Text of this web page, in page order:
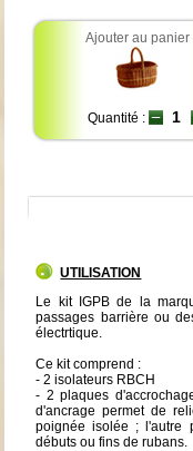
Ajouter au panier
Quantité :
UTILISATION
Le kit IGPB de la
passages barrière ou
électrtique.
Ce kit comprend :
- 2 isolateurs RBCH
- 2 plaques
d'ancrage permet de
poignée isolée ; l'autre
débuts ou fins de rubans.